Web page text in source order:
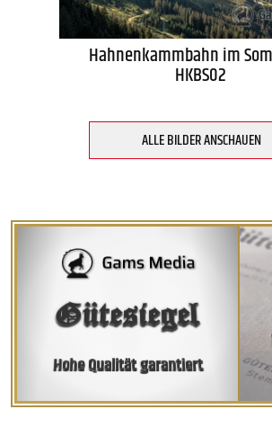
Hahnenkammbahn im
HKBS02
ALLE BILDER ANSCHAUEN
Gütesiegel
Hohe Qualität garantiert